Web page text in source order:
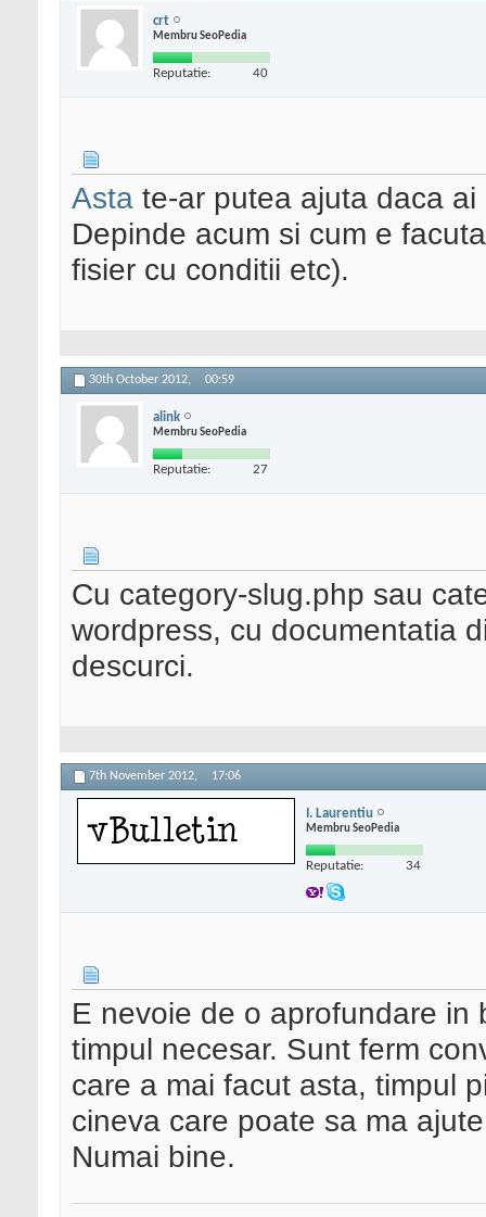
crt
Membru SeoPedia
Reputatie: 40
Asta te-ar putea ajuta daca
Depinde acum si cum e
fisier cu conditii etc).
30th October 2012, 00:59
alink
Membru SeoPedia
Reputatie: 27
Cu category-slug.php sau
wordpress, cu documentatia
descurci.
7th November 2012, 17:06
I. Laurentiu
Membru SeoPedia
Reputatie: 34
E nevoie de o aprofundare in
timpul necesar. Sunt ferm
care a mai facut asta, timpul
cineva care poate sa ma
Numai bine.